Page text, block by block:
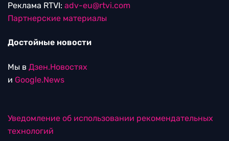
Реклама RTVI: adv-eu@rtvi.com
Партнерские материалы
Достойные новости
Мы в Дзен.Новостях
и Google.News
Уведомление об использовании рекомендательных
технологий